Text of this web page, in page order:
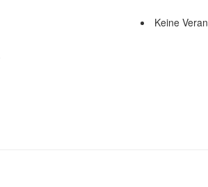
Keine